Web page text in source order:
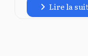
Lire la